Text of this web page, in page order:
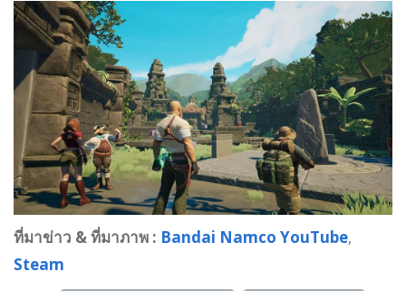
ที่มาข่าว & ที่มาภาพ : Bandai Namco YouTube,
Steam